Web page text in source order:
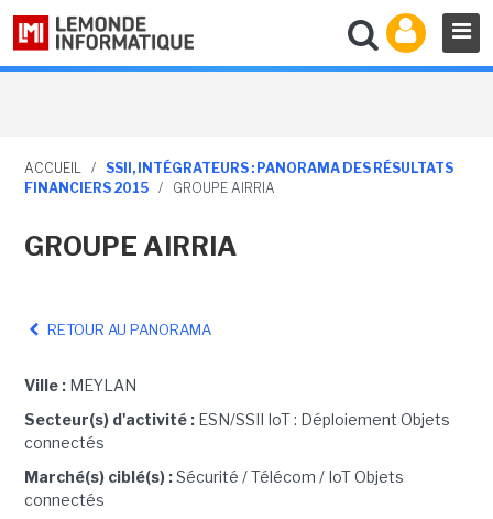
ACCUEIL /
SSII, INTÉGRATEURS : PANORAMA DES RÉSULTATS
FINANCIERS 2015
/ GROUPE AIRRIA
GROUPE AIRRIA
RETOUR AU PANORAMA
Ville : MEYLAN
Secteur(s) d'activité : ESN/SSII IoT : Déploiement Objets
connectés
Marché(s) ciblé(s) :Sécurité / Télécom / IoT Objets
connectés